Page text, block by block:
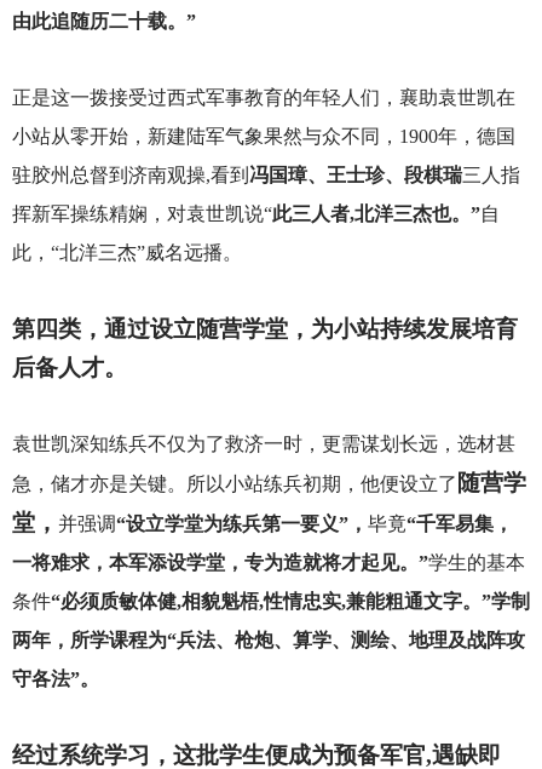
由此追随历二十载。”
正是这一拨接受过西式军事教育的年轻人们，襄助袁世凯在
小站从零开始，新建陆军气象果然与众不同，1900年，德国
驻胶州总督到济南观操,看到 冯国璋、王士珍、段棋瑞三人指
挥新军操练精娴，对袁世凯说“此三人者,北洋三杰也。”自
此，“北洋三杰”威名远播。
第四类，通过设立随营学堂，为小站持续发展培育
后备人才。
袁世凯深知练兵不仅为了救济一时，更需谋划长远，选材甚
急，储才亦是关键。所以小站练兵初期，他便设立了 随营学
堂， 并强调“设立学堂为练兵第一要义”， 毕竟“千军易集，
一将难求，本军添设学堂，专为造就将才起见。”学生的基本
条件“必须质敏体健,相貌魁梧,性情忠实,兼能粗通文字。”学制
两年，所学课程为“兵法、枪炮、算学、测绘、地理及战阵攻
守各法”。
经过系统学习，这批学生便成为预备军官,遇缺即